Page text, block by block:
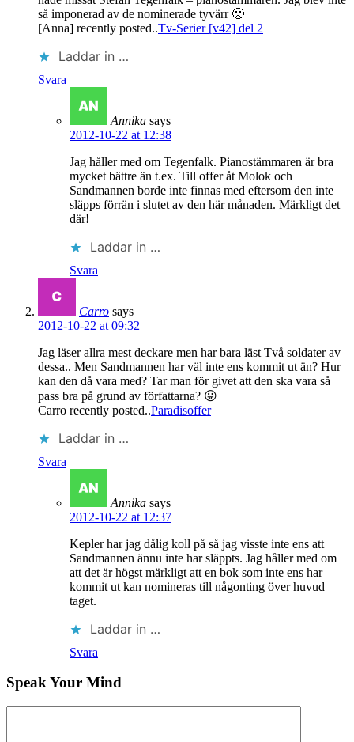
så imponerad av de nominerade tyvärr 🙁
[Anna] recently posted..Tv-Serier [v42] del 2
Laddar in …
Svara
Annika says
2012-10-22 at 12:38
Jag håller med om Tegenfalk. Pianostämmaren är bra
mycket bättre än t.ex. Till offer åt Molok och
Sandmannen borde inte finnas med eftersom den inte
släpps förrän i slutet av den här månaden. Märkligt det
där!
Laddar in …
Svara
Carro says
2012-10-22 at 09:32
Jag läser allra mest deckare men har bara läst Två soldater av
dessa.. Men Sandmannen har väl inte ens kommit ut än? Hur
kan den då vara med? Tar man för givet att den ska vara så
pass bra på grund av författarna? 😛
Carro recently posted..Paradisoffer
Laddar in …
Svara
Annika says
2012-10-22 at 12:37
Kepler har jag dålig koll på så jag visste inte ens att
Sandmannen ännu inte har släppts. Jag håller med om
att det är högst märkligt att en bok som inte ens har
kommit ut kan nomineras till någonting över huvud
taget.
Laddar in …
Svara
Speak Your Mind